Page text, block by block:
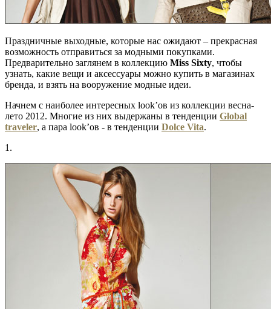
Праздничные выходные, которые нас ожидают – прекрасная
возможность отправиться за модными покупками.
Предварительно заглянем в коллекцию Miss Sixty, чтобы
узнать, какие вещи и аксессуары можно купить в магазинах
бренда, и взять на вооружение модные идеи.
Начнем с наиболее интересных look’ов из коллекции весна-
лето 2012. Многие из них выдержаны в тенденции Global
traveler, а пара look’ов - в тенденции Dolce Vita.
1.